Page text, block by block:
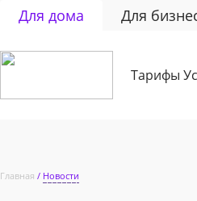
Для дома Для
Тарифы
Главная Новости